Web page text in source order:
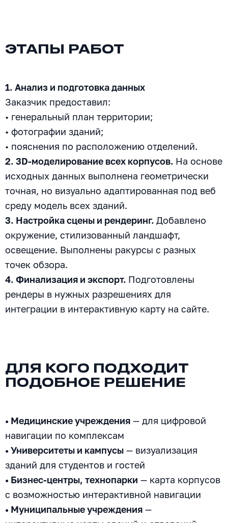
ЭТАПЫ РАБОТ
1. Анализ и подготовка данных
Заказчик предоставил:
• генеральный план территории;
• фотографии зданий;
• пояснения по расположению отделений.
2. 3D-моделирование всех корпусов. На основе
исходных данных выполнена геометрически
точная, но визуально адаптированная под веб
среду модель всех зданий.
3. Настройка сцены и рендеринг. Добавлено
окружение, стилизованный ландшафт,
освещение. Выполнены ракурсы с разных
точек обзора.
4. Финализация и экспорт. Подготовлены
рендеры в нужных разрешениях для
интеграции в интерактивную карту на сайте.
ДЛЯ КОГО ПОДХОДИТ
ПОДОБНОЕ РЕШЕНИЕ
• Медицинские учреждения — для цифровой
навигации по комплексам
• Университеты и кампусы — визуализация
зданий для студентов и гостей
• Бизнес-центры, технопарки — карта корпусов
с возможностью интерактивной навигации
• Муниципальные учреждения —